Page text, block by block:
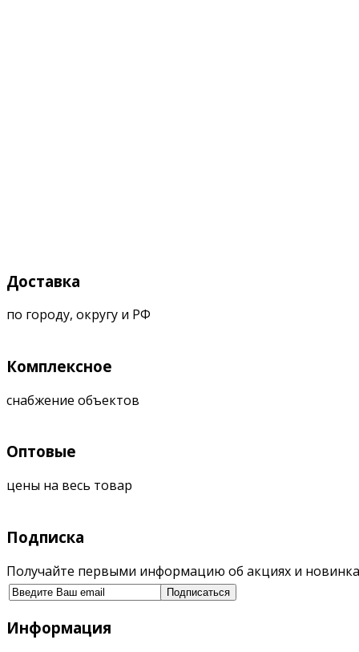
Доставка
по городу, округу и РФ
Комплексное
снабжение объектов
Оптовые
цены на весь товар
Подписка
Получайте первыми информацию об акциях и
Информация